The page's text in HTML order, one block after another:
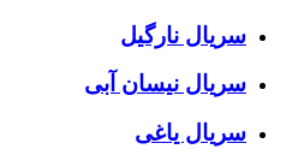
سریال نارگیل
سریال نیسان آبی
سریال یاغی